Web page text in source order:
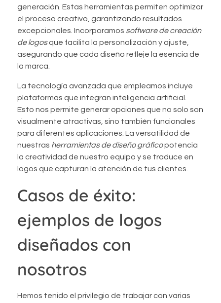
generación. Estas herramientas permiten optimizar
el proceso creativo, garantizando resultados
excepcionales. Incorporamos software de creación
de logosque facilita la personalización y ajuste,
asegurando que cada diseño refleje la esencia de
la marca.
La tecnología avanzada que empleamos incluye
plataformas que integran inteligencia artificial.
Esto nos permite generar opciones que no solo son
visualmente atractivas, sino también funcionales
para diferentes aplicaciones. La versatilidad de
nuestras herramientas de diseño gráficopotencia
la creatividad de nuestro equipo y se traduce en
logos que capturan la atención de tus clientes.
Casos de éxito:
ejemplos de logos
diseñados con
nosotros
Hemos tenido el privilegio de trabajar con varias